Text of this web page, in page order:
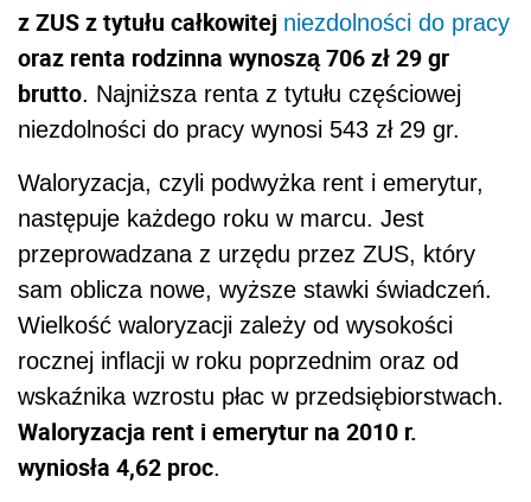
z ZUS z tytułu całkowitej niezdolności do pracy
oraz renta rodzinna wynoszą 706 zł 29 gr
brutto. Najniższa renta z tytułu częściowej
niezdolności do pracy wynosi 543 zł 29 gr.
Waloryzacja, czyli podwyżka rent i emerytur,
następuje każdego roku w marcu. Jest
przeprowadzana z urzędu przez ZUS, który
sam oblicza nowe, wyższe stawki świadczeń.
Wielkość waloryzacji zależy od wysokości
rocznej inflacji w roku poprzednim oraz od
wskaźnika wzrostu płac w przedsiębiorstwach.
Waloryzacja rent i emerytur na 2010 r.
wyniosła 4,62 proc.